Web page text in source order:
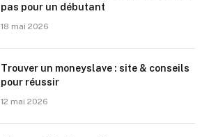
pas pour un débutant
18 mai 2026
Trouver un moneyslave : site & conseils
pour réussir
12 mai 2026